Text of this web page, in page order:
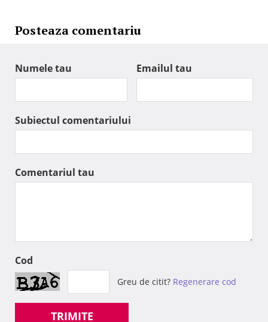
Posteaza comentariu
Numele tau Emailul tau
Subiectul comentariului
Comentariul tau
Cod
Greu de citit? Regenerare cod
TRIMITE